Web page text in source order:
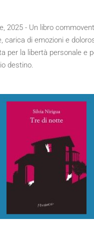
2025 - Un libro
carica di emozioni e
per la libertà personale e
destino.